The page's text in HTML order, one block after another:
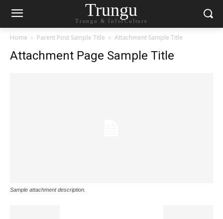
Trungu
Trungu & InforCulture
Home Parent Post Sample Title Attachment Sample Title
Attachment Page Sample Title
Sample attachment description.